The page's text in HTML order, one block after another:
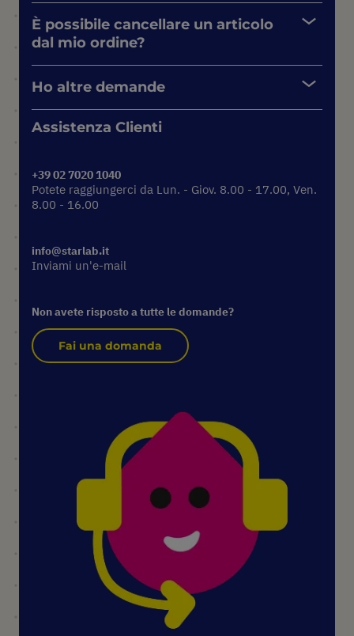
È possibile cancellare un articolo
dal mio ordine?
Ho altre demande
Assistenza Clienti
+39 02 7020 1040
Potete raggiungerci da Lun. - Giov. 8.00 - 17.00, Ven.
8.00 - 16.00
info@starlab.it
Inviami un'e-mail
Non avete risposto a tutte le domande?
Fai una domanda